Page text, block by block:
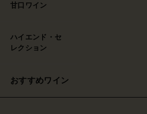
甘口ワイン
ハイエンド・セ
レクション
おすすめワイン